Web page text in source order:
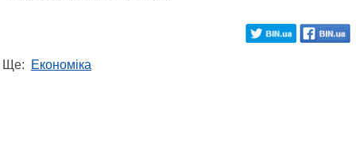
Ще: Економіка